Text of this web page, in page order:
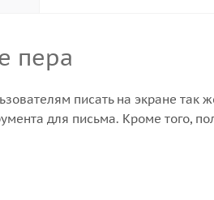
пера
писать на экране так
для письма. Кроме того,